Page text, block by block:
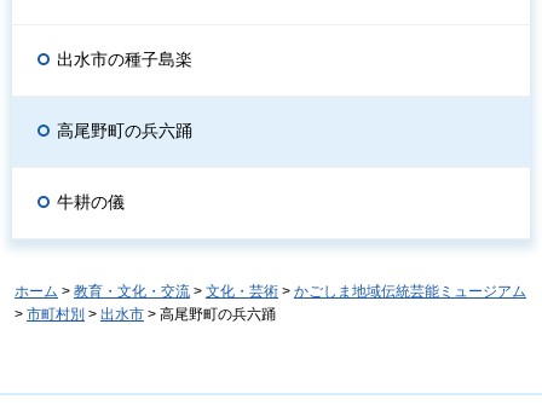
出水市の種子島楽
高尾野町の兵六踊
牛耕の儀
ホーム > 教育・文化・交流 > 文化・芸術 > かごしま地域伝統芸能ミュージアム
> 市町村別 > 出水市 > 高尾野町の兵六踊